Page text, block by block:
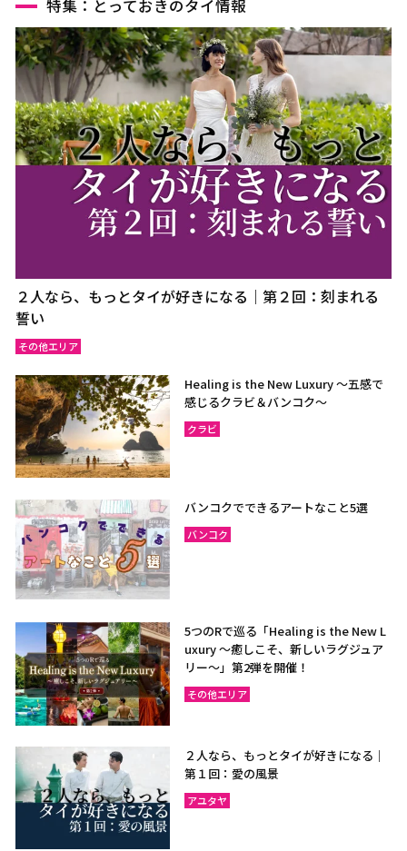
特集：とっておきのタイ情報
２人なら、もっとタイが好きになる｜第２回：刻まれる
誓い
その他エリア
Healing is the New Luxury ～五感で
感じるクラビ＆バンコク～
クラビ
バンコクでできるアートなこと5選
バンコク
5つのRで巡る「Healing is the New L
uxury ～癒しこそ、新しいラグジュア
リー〜」第2弾を開催！
その他エリア
２人なら、もっとタイが好きになる｜
第１回：愛の風景
アユタヤ